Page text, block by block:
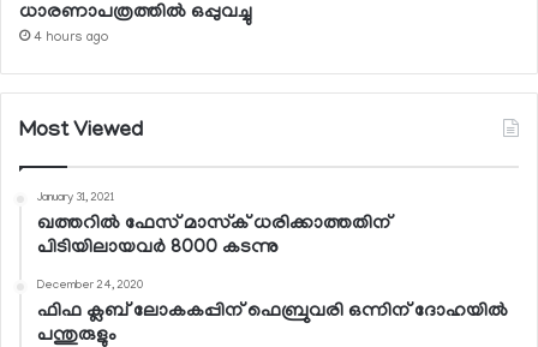
ധാരണാപത്രത്തില്‍ ഒപ്പുവച്ചു
4 hours ago
Most Viewed
January 31, 2021
ഖത്തറില്‍ ഫേസ് മാസ്‌ക് ധരിക്കാത്തതിന്
പിടിയിലായവര്‍ 8000 കടന്നു
December 24, 2020
ഫിഫ ക്ലബ് ലോകകപ്പിന് ഫെബ്രുവരി ഒന്നിന് ദോഹയില്‍
പന്തുരുളും